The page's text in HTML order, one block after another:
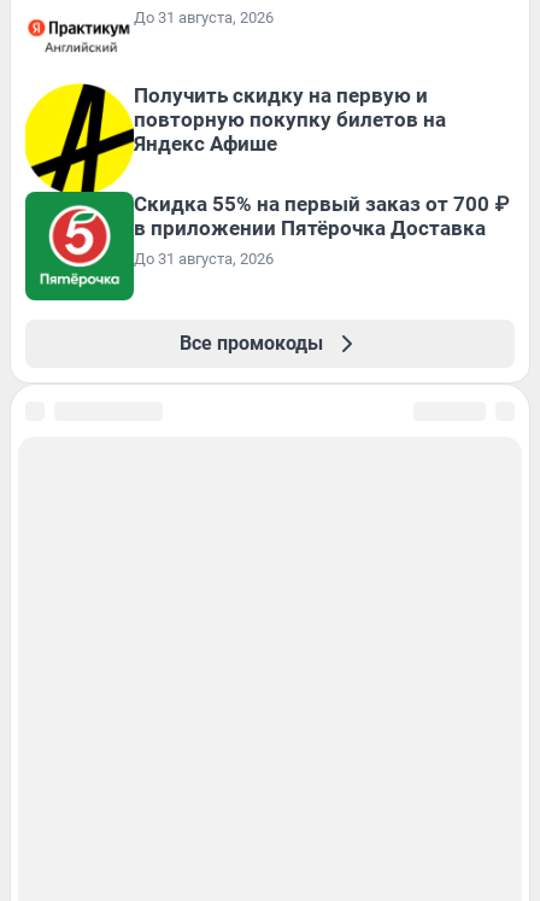
До 31 августа, 2026
Получить скидку на первую и
повторную покупку билетов на
Яндекс Афише
Скидка 55% на первый заказ от 700 ₽
в приложении Пятёрочка Доставка
До 31 августа, 2026
Все промокоды